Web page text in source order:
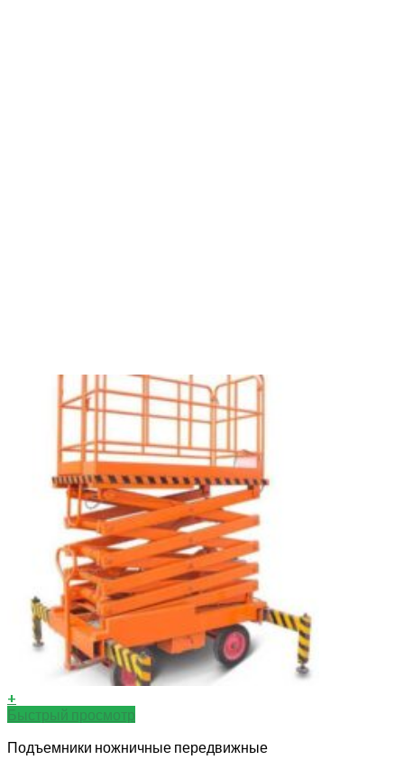
+
Быстрый просмотр
Подъемники ножничные передвижные